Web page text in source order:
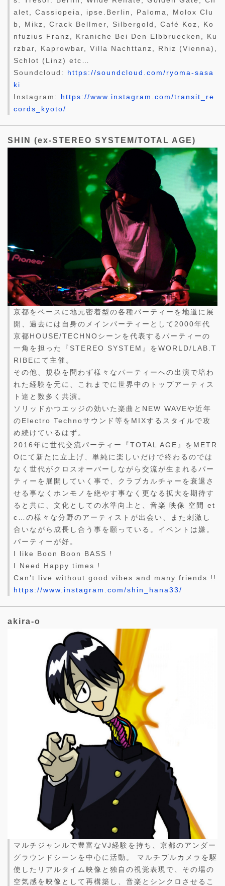
alet, Cassiopeia, ipse.Berlin, Paloma, Molox Clu
b, Mikz, Crack Bellmer, Silbergold, Café Koz, Ko
nfuzius Franz, Kraniche Bei Den Elbbruecken, Ku
rzbar, Kaprowbar, Villa Nachttanz, Rhiz (Vienna),
Schlot (Linz) etc…
Soundcloud: https://soundcloud.com/ryoma-sasa
ki
Instagram: https://www.instagram.com/transit_re
cords_kyoto/
SHIN (ex-STEREO SYSTEM/TOTAL AGE)
京都をベースに地元密着型の各種パーティーを地道に展
開、過去には自身のメインパーティーとして2000年代
京都HOUSE/TECHNOシーンを代表するパーティーの
一角を担った『STEREO SYSTEM』をWORLD/LAB.T
RIBEにて主催。
その他、規模を問わず様々なパーティーへの出演で培わ
れた経験を元に、これまでに世界中のトップアーティス
ト達と数多く共演。
ソリッドかつエッジの効いた楽曲とNEW WAVEや近年
のElectro Technoサウンド等をMIXするスタイルで攻
め続けているはず。
2016年に世代交流パーティー『TOTAL AGE』をMETR
Oにて新たに立上げ、単純に楽しいだけで終わるのでは
なく世代がクロスオーバーしながら交流が生まれるパー
ティーを展開していく事で、クラブカルチャーを衰退さ
せる事なくホンモノを絶やす事なく更なる拡大を期待す
ると共に、文化としての水準向上と、音楽 映像 空間 et
c…の様々な分野のアーティストが出会い、また刺激し
合いながら成長し合う事を願っている。イベントは嫌。
パーティーが好。
I like Boon Boon BASS !
I Need Happy times !
Can’t live without good vibes and many friends !!
https://www.instagram.com/shin_hana33/
akira-o
マルチジャンルで豊富なVJ経験を持ち、京都のアンダー
グラウンドシーンを中心に活動。 マルチプルカメラを駆
使したリアルタイム映像と独自の視覚表現で、その場の
空気感を映像として再構築し、音楽とシンクロさせるこ